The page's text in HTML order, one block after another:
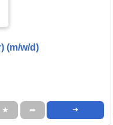
(m/w/d)
★ ➦ ➜